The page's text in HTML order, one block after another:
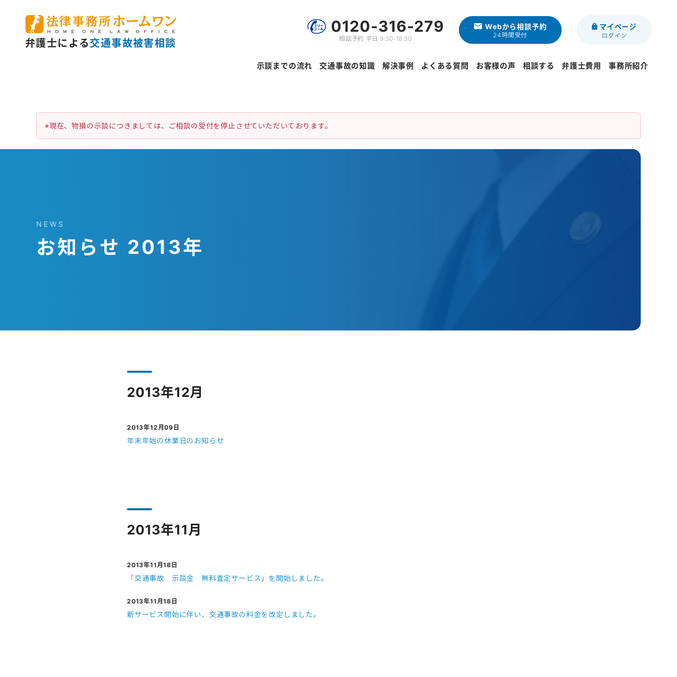
弁護士による交通事故被害相談
0120-316-279
相談予約 平日 9:30-18:30
Webから相談予約
24時間受付
マイページ
ログイン
示談までの流れ 交通事故の知識 解決事例 よくある質問 お客様の声 相談する 弁護士費用 事務所紹介
※現在、物損の示談につきましては、ご相談の受付を停止させていただいております。
NEWS
お知らせ 2013年
2013年12月
2013年12月09日
年末年始の休業日のお知らせ
2013年11月
2013年11月18日
「交通事故 示談金 無料査定サービス」を開始しました。
2013年11月18日
新サービス開始に伴い、交通事故の料金を改定しました。